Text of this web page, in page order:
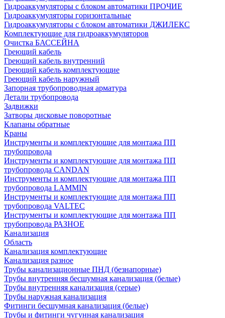
Гидроаккумуляторы с блоком автоматики ПРОЧИЕ
Гидроаккумуляторы горизонтальные
Гидроаккумуляторы с блоком автоматики ДЖИЛЕКС
Комплектующие для гидроаккумуляторов
Очистка БАССЕЙНА
Греющий кабель
Греющий кабель внутренний
Греющий кабель комплектующие
Греющий кабель наружный
Запорная трубопроводная арматура
Детали трубопровода
Задвижки
Затворы дисковые поворотные
Клапаны обратные
Краны
Инструменты и комплектующие для монтажа ПП
трубопровода
Инструменты и комплектующие для монтажа ПП
трубопровода CANDAN
Инструменты и комплектующие для монтажа ПП
трубопровода LAMMIN
Инструменты и комплектующие для монтажа ПП
трубопровода VALTEC
Инструменты и комплектующие для монтажа ПП
трубопровода РАЗНОЕ
Канализация
Область
Канализация комплектующие
Канализация разное
Трубы канализационные ПНД (безнапорные)
Трубы внутренняя бесшумная канализация (белые)
Трубы внутренняя канализация (серые)
Трубы наружная канализация
Фитинги бесшумная канализация (белые)
Трубы и фитинги чугунная канализация